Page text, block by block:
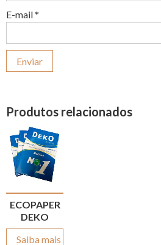
E-mail*
Produtos relacionados
ECOPAPER
DEKO
Saiba mais